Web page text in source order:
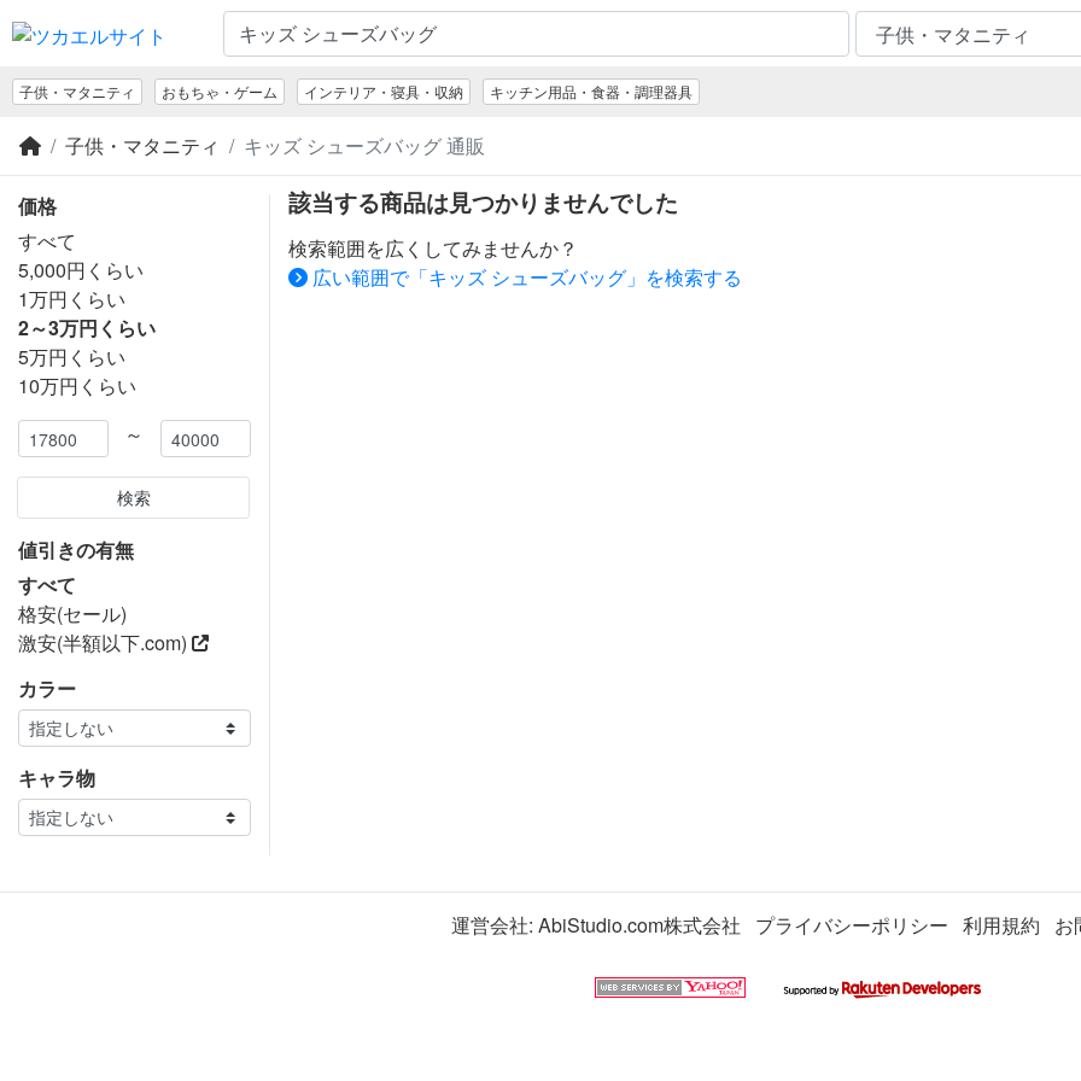
子供・マタニティ おもちゃ・ゲーム インテリア・寝具・収納 キッチン用品・食器・調理器具
子供・マタニティ キッズ シューズバッグ 通販
価格
すべて
5,000円くらい
1万円くらい
2～3万円くらい
5万円くらい
10万円くらい
～
検索
値引きの有無
すべて
格安(セール)
激安(半額以下.com)
カラー
キャラ物
該当する商品は見つかりませんでした
検索範囲を広くしてみませんか？
広い範囲で「キッズ シューズバッグ」を検索する
運営会社: AbiStudio.com株式会社 プライバシーポリシー 利用規約 お